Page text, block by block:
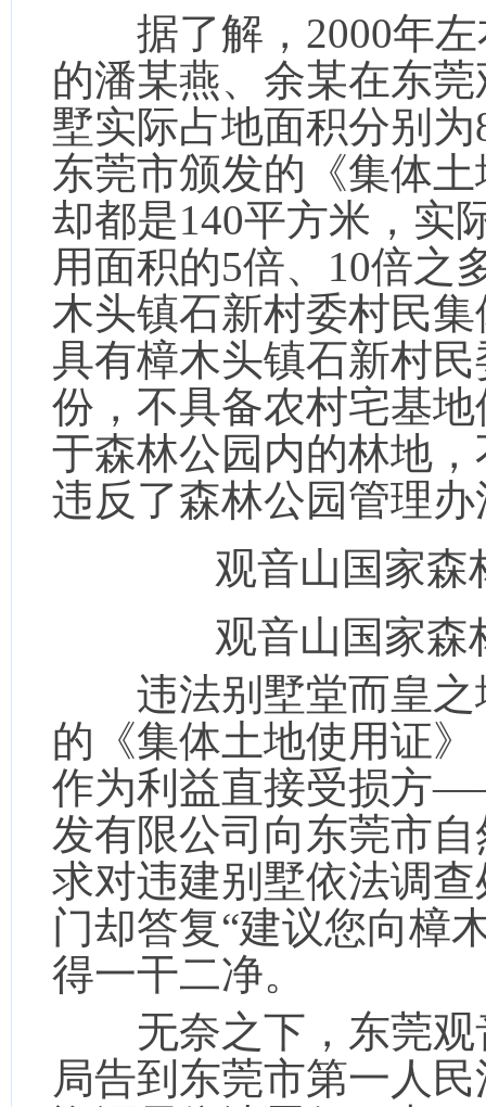
据了解，2000年左
的潘某燕、余某在东
墅实际占地面积分别
东莞市颁发的《集体
却都是140平方米，实
用面积的5倍、10倍之
木头镇石新村委村民
具有樟木头镇石新村
份，不具备农村宅基
于森林公园内的林地
违反了森林公园管理
观音山国家森
观音山国家森
违法别墅堂而皇之
的《集体土地使用证
作为利益直接受损方
发有限公司向东莞市
求对违建别墅依法调
门却答复“建议您向樟
得一干二净。
无奈之下，东莞观
局告到东莞市第一人